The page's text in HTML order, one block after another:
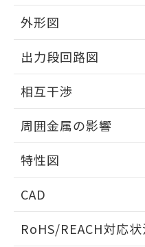
外形図
外形図
出力段回路図
出力段回路図
相互干渉
相互干渉
周囲金属の影響
周囲金属の影響
特性図
検出物体の大きさと材質に
CAD
ドすることができます
RoHS/REACH対応
指します。
51物質の非含有証
※本証明書は発行日
るもので、過去に
ものではありません
また、RoHS指令
荷製品に未対応品
欄に対応日を記載
既に当社にて対応
り、2022年1月12
す。